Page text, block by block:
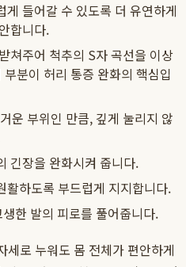
게 들어갈 수 있도록 더 유연하게
합니다.
쳐주어 척추의 S자 곡선을 이상
분이 허리 통증 완화의 핵심입
운 부위인 만큼, 깊게 눌리지 않
긴장을 완화시켜 줍니다.
활하도록 부드럽게 지지합니다.
한 발의 피로를 풀어줍니다.
세로 누워도 몸 전체가 편안하게